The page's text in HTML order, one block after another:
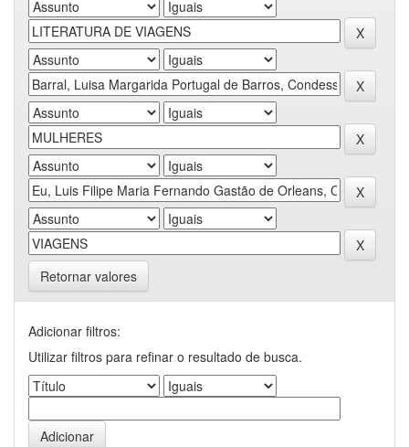
Retornar valores
Adicionar filtros:
Utilizar filtros para refinar o resultado de busca.